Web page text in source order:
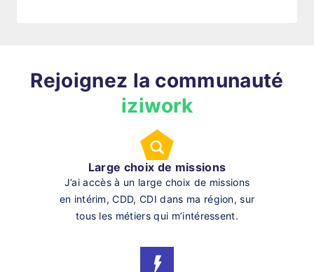
Rejoignez la communauté
iziwork
Large choix de missions
J’ai accès à un large choix de missions
en intérim, CDD, CDI dans ma région, sur
tous les métiers qui m’intéressent.